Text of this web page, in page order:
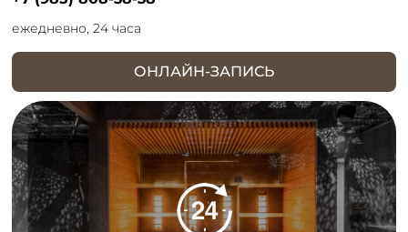
ежедневно, 24 часа
ОНЛАЙН-ЗАПИСЬ